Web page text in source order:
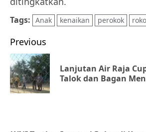
Tags: Anak kenaikan perokok
Post
navigation
Previous
Lanjutan Air Raja
Talok dan Bagan